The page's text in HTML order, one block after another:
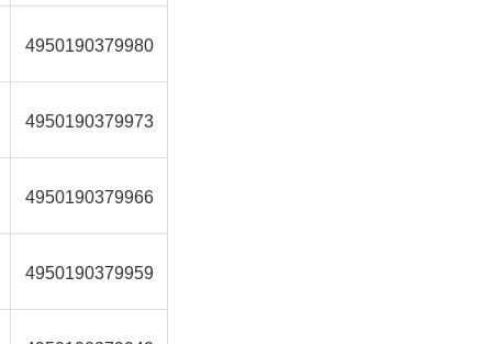
4950190379980
4950190379973
4950190379966
4950190379959